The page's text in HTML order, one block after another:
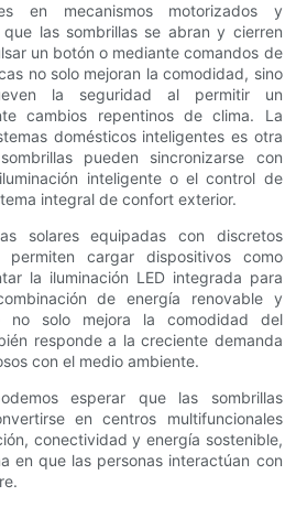
en mecanismos motorizados y
las sombrillas se abran y cierren
un botón o mediante comandos de
no solo mejoran la comodidad, sino
la seguridad al permitir un
cambios repentinos de clima. La
domésticos inteligentes es otra
pueden sincronizarse con
inteligente o el control de
integral de confort exterior.
solares equipadas con discretos
permiten cargar dispositivos como
la iluminación LED integrada para
de energía renovable y
no solo mejora la comodidad del
responde a la creciente demanda
con el medio ambiente.
esperar que las sombrillas
en centros multifuncionales
conectividad y energía sostenible,
en que las personas interactúan con